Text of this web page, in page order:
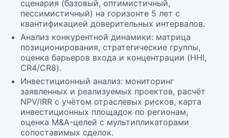
сценария (базовый, оптимистичный,
пессимистичный) на горизонте 5 лет с
квантификацией доверительных интервалов.
Анализ конкурентной динамики: матрица
позиционирования, стратегические группы,
оценка барьеров входа и концентрации (HHI,
CR4/CR8).
Инвестиционный анализ: мониторинг
заявленных и реализуемых проектов, расчёт
NPV/IRR с учётом отраслевых рисков, карта
инвестиционных площадок по регионам,
оценка M&A-целей с мультипликаторами
сопоставимых сделок.